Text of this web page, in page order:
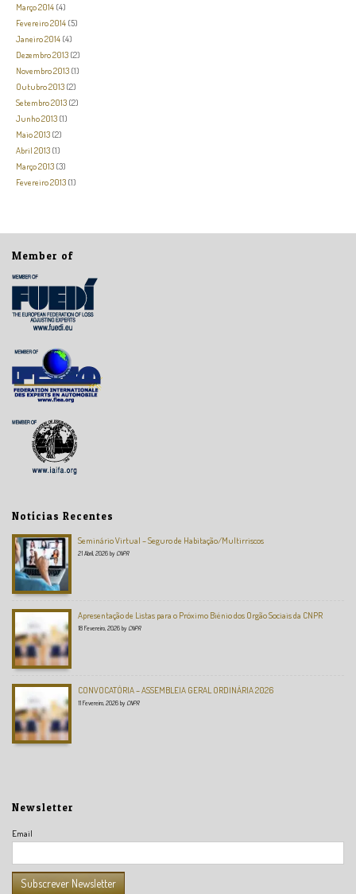
Março 2014 (4)
Fevereiro 2014 (5)
Janeiro 2014 (4)
Dezembro 2013 (2)
Novembro 2013 (1)
Outubro 2013 (2)
Setembro 2013 (2)
Junho 2013 (1)
Maio 2013 (2)
Abril 2013 (1)
Março 2013 (3)
Fevereiro 2013 (1)
Member of
Notícias Recentes
Seminário Virtual – Seguro de Habitação/Multirriscos
21 Abril, 2026 by CNPR
Apresentação de Listas para o Próximo Biénio dos Orgão Sociais da CNPR
18 Fevereiro, 2026 by CNPR
CONVOCATÓRIA – ASSEMBLEIA GERAL ORDINÁRIA 2026
11 Fevereiro, 2026 by CNPR
Newsletter
Email